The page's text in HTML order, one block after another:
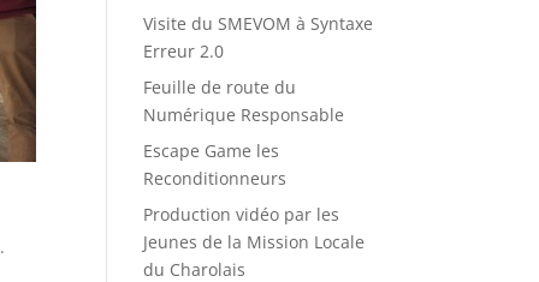
Visite du SMEVOM à Syntaxe
Erreur 2.0
Feuille de route du
Numérique Responsable
Escape Game les
Reconditionneurs
Production vidéo par les
Jeunes de la Mission Locale
du Charolais